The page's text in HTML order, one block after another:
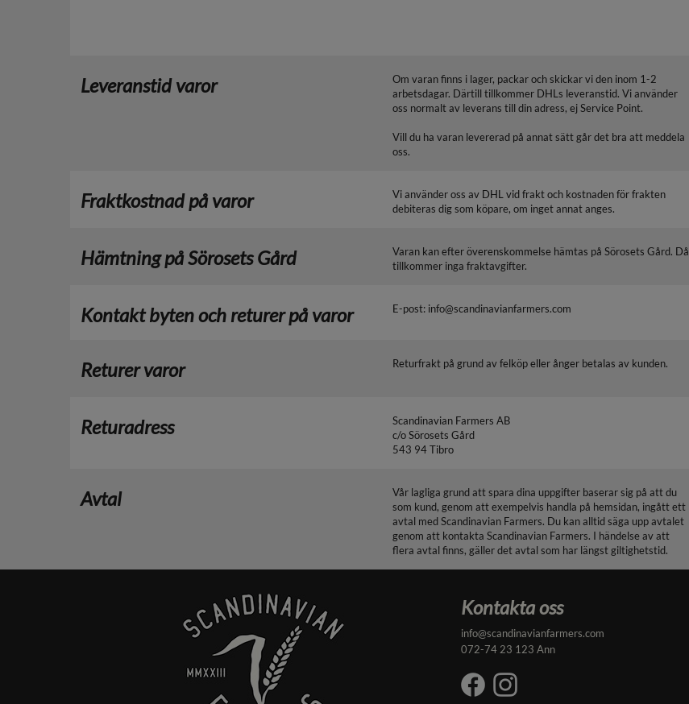
Leveranstid varor
Om varan finns i lager, packar och skickar vi den inom 1-2
arbetsdagar. Därtill tillkommer DHLs leveranstid. Vi använder
oss normalt av leverans till din adress, ej Service Point.
Vill du ha varan levererad på annat sätt går det bra att meddela
oss.
Fraktkostnad på varor
Vi använder oss av DHL vid frakt och kostnaden för frakten
debiteras dig som köpare, om inget annat anges.
Hämtning på Sörosets Gård
Varan kan efter överenskommelse hämtas på Sörosets Gård. Då
tillkommer inga fraktavgifter.
Kontakt byten och returer på varor E-post: info@scandinavianfarmers.com
Returer varor Returfrakt på grund av felköp eller ånger betalas av kunden.
Returadress
Scandinavian Farmers AB
c/o Sörosets Gård
543 94 Tibro
Avtal
Vår lagliga grund att spara dina uppgifter baserar sig på att du
som kund, genom att exempelvis handla på hemsidan, ingått ett
avtal med Scandinavian Farmers. Du kan alltid säga upp avtalet
genom att kontakta Scandinavian Farmers. I händelse av att
flera avtal finns, gäller det avtal som har längst giltighetstid.
Kontakta oss
info@scandinavianfarmers.com
072-74 23 123 Ann